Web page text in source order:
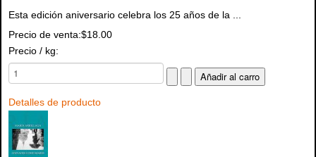
Esta edición aniversario celebra los 25 años de la ...
Precio de venta:$18.00
Precio / kg:
Detalles de producto